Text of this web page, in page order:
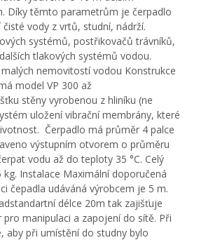
Díky těmto parametrům je čerpadlo
čisté vody z vrtů, studní, nádrží.
systémů, postřikovačů trávníků,
tlakových systémů vodou.
nemovitostí vodou Konstrukce
model VP 300 až
stěny vyrobenou z hliníku (ne
uložení vibrační membrány, které
Čerpadlo má průměr 4 palce
výstupním otvorem o průměru
vodu až do teploty 35 °C. Celý
kg. Instalace Maximální doporučená
čepadla udáváná výrobcem je 5 m.
délce 20m tak zajišťuje
manipulaci a zapojení do sítě. Při
aby při umístění do studny bylo